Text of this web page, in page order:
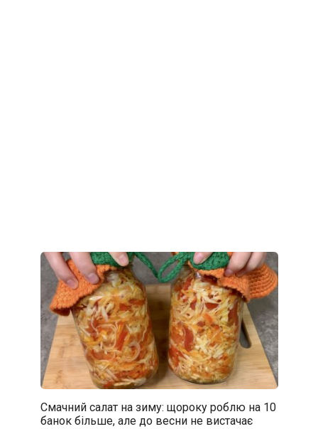
Смачний салат на зиму: щороку роблю на 10
банок більше, але до весни не вистачає